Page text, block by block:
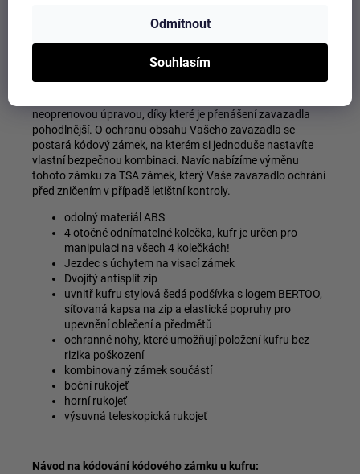
Odmítnout
Souhlasím
kufru se nachází stylová šedá podšívka s logem BERTOO,
jeho poškození. Díky poréznímu povrchu pláště je
minimalizováno riziko vzniku škrábanců. Rukojeť kufru s
neoprenovou úpravou, díky které je přenášení zavazadla
pohodlnější. O ochranu obsahu Vašeho zavazadla se
postará kódový zámek, na kterém si jednoduše nastavíte
vlastní bezpečnou kombinaci. Navíc nabízíme výměnu
tohoto zámku za TSA zámek, který Vaše zavazadlo ochrání
před zničením v případě letištní kontroly.
odolný materiál ABS
4 otočné odnímatelné kolečka, kufr je určen pro
manipulaci na všech 4 kolečkách!
Jezdec s úchytem na visací zámek
Dvojitý antisplit zip
uvnitř kufru stylová šedá podšívka s logem BERTOO,
síťovaná kapsa na zip a elastické popruhy pro
upevnění oblečení a předmětů
ochranné nohy, které umožňují položení kufru bez
rizika poškození
kombinovaný zámek součástí
boční rukojeť
horní rukojeť
výsuvná teleskopická rukojeť
Návod na kódování kódového zámku u kufru: